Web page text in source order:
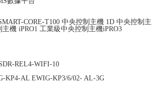
CORE-T100 中央控制主機 1D 中央控制主
機 iPRO1 工業級中央控制主機iPRO3
REL4-WIFI-10
KP4-AL EWIG-KP3/6/02- AL-3G